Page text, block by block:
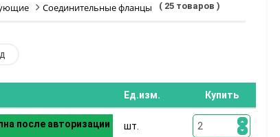
Соединительные фланцы ( 25 товаров )
Ед.изм. Купить
после авторизации шт.